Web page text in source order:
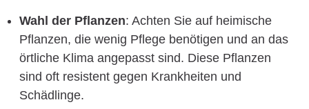
Wahl der Pflanzen: Achten Sie auf heimische
Pflanzen, die wenig Pflege benötigen und an das
örtliche Klima angepasst sind. Diese Pflanzen
sind oft resistent gegen Krankheiten und
Schädlinge.